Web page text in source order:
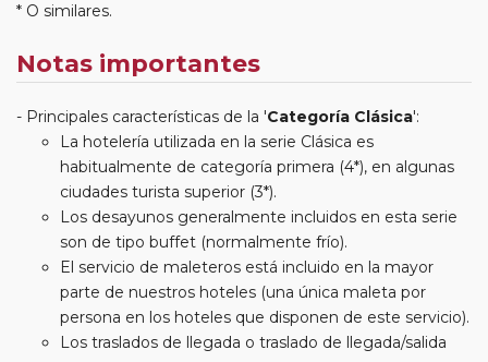
* O similares.
Notas importantes
Principales características de la 'Categoría Clásica':
La hotelería utilizada en la serie Clásica es
habitualmente de categoría primera (4*), en algunas
ciudades turista superior (3*).
Los desayunos generalmente incluidos en esta serie
son de tipo buffet (normalmente frío).
El servicio de maleteros está incluido en la mayor
parte de nuestros hoteles (una única maleta por
persona en los hoteles que disponen de este servicio).
Los traslados de llegada o traslado de llegada/salida